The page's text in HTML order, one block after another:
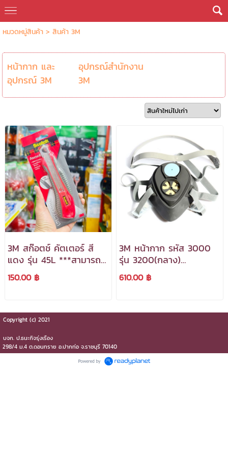
หมวดหมู่สินค้า> สินค้า 3M
หน้ากาก และ
อุปกรณ์ 3M
อุปกรณ์สำนักงาน
3M
3M สก๊อตช์ คัตเตอร์ สี
แดง รุ่น 45L ***สามารถ
ออกใบกำกับภาษีได้***
150.00 ฿
3M หน้ากาก รหัส 3000
รุ่น 3200(กลาง)
***สามารถออกใบกำกับ
ภาษีได้***
610.00 ฿
Copyright (c) 2021
บจก.​ ป.ธนะกิจรุ่งเรือง
298/4 ม.4 ต.ดอนทราย​ อ.ปากท่อ​ จ.ราชบุรี​ 70140